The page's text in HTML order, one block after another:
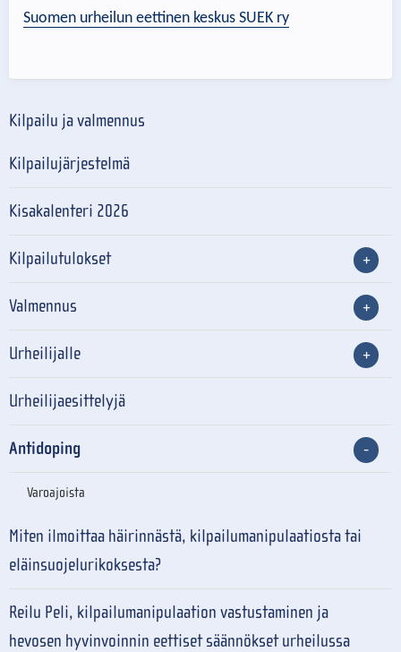
Suomen urheilun eettinen keskus SUEK ry
Kilpailu ja valmennus
Kilpailujärjestelmä
Kisakalenteri 2026
Kilpailutulokset
Valmennus
Urheilijalle
Urheilijaesittelyjä
Antidoping
Varoajoista
Miten ilmoittaa häirinnästä, kilpailumanipulaatiosta tai
eläinsuojelurikoksesta?
Reilu Peli, kilpailumanipulaation vastustaminen ja
hevosen hyvinvoinnin eettiset säännökset urheilussa